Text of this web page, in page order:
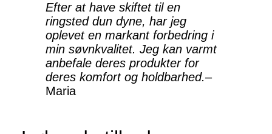
Efter at have skiftet til en
ringsted dun dyne, har jeg
oplevet en markant forbedring i
min søvnkvalitet. Jeg kan varmt
anbefale deres produkter for
deres komfort og holdbarhed.–
Maria